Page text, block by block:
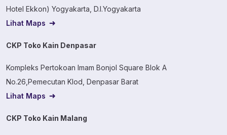
Hotel Ekkon) Yogyakarta, D.I.Yogyakarta
Lihat Maps
CKP Toko Kain Denpasar
Kompleks Pertokoan Imam Bonjol Square Blok A
No.26,Pemecutan Klod, Denpasar Barat
Lihat Maps
CKP Toko Kain Malang